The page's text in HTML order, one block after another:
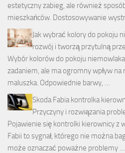
estetyczny zabieg, ale również
mieszkańców. Dostosowywanie
Jak wybrać kolory do pokoju
rozwój i tworzą przytulną
Wybór kolorów do pokoju
zadaniem, ale ma ogromny wpływ na
maluszka. Odpowiednie barwy, …
Skoda Fabia kontrolka
Przyczyny i rozwiązania
Pojawienie się kontrolki kierownicy z
Fabii to sygnał, którego nie można
może oznaczać poważne problemy …